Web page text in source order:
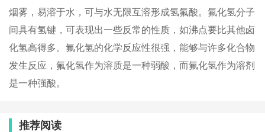
烟雾，易溶于水，可与水无限互溶形成氢氟酸。氟化氢分子
间具有氢键，可表现出一些反常的性质，如沸点要比其他卤
化氢高得多。氟化氢的化学反应性很强，能够与许多化合物
发生反应，氟化氢作为溶质是一种弱酸，而氟化氢作为溶剂
是一种强酸。
推荐阅读